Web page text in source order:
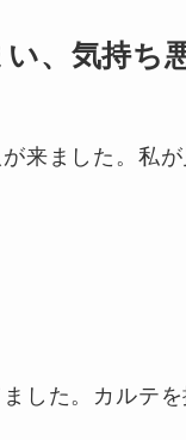
、気持ち
来ました。私
した。カルテ